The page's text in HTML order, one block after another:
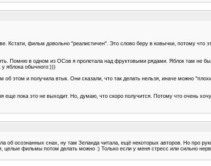
фильм довольно "реалистичен". Это слово беру в ковычки, потому что
Помню в одном из ОСов я пролетала над фруктовыми рядами. Яблок там не
яблока обычного:)))
этом и получила втык. Они сказали, что так делать нельзя, иначе можно
пока это не выходит. Но, думаю, что скоро получится. Потому что очень хочу
об осознанных снах, ну там Зеланда читала, ещё некоторых авторов. Но про
целые фильмы потом делать можно :) Только если у меня стресс или сильно